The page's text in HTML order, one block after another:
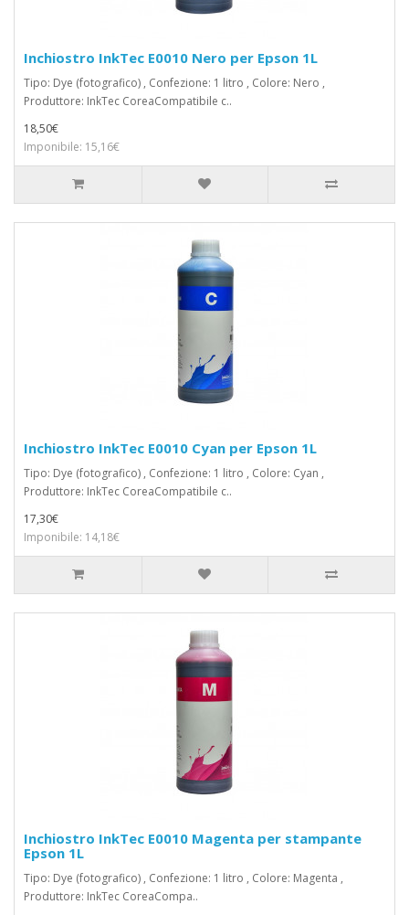
Inchiostro InkTec E0010 Nero per Epson 1L
Tipo: Dye (fotografico) , Confezione: 1 litro , Colore: Nero ,
Produttore: InkTec CoreaCompatibile c..
18,50€
Imponibile: 15,16€
Inchiostro InkTec E0010 Cyan per Epson 1L
Tipo: Dye (fotografico) , Confezione: 1 litro , Colore: Cyan ,
Produttore: InkTec CoreaCompatibile c..
17,30€
Imponibile: 14,18€
Inchiostro InkTec E0010 Magenta per stampante
Epson 1L
Tipo: Dye (fotografico) , Confezione: 1 litro , Colore: Magenta ,
Produttore: InkTec CoreaCompa..